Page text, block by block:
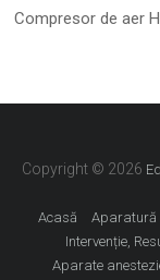
Compresor de aer
Copyright © 2026
Acasă Aparatură
Intervenție,
Aparate